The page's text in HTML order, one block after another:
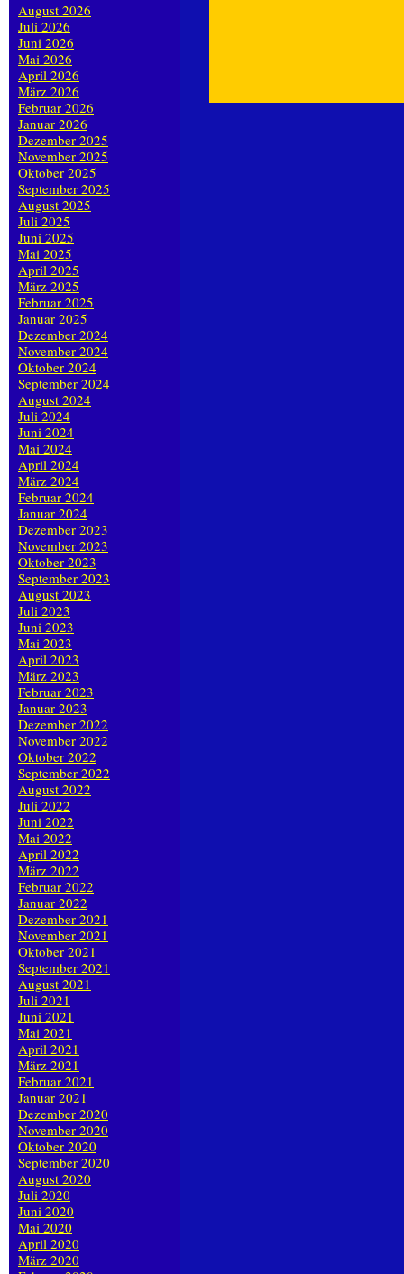
August 2026
Juli 2026
Juni 2026
Mai 2026
April 2026
März 2026
Februar 2026
Januar 2026
Dezember 2025
November 2025
Oktober 2025
September 2025
August 2025
Juli 2025
Juni 2025
Mai 2025
April 2025
März 2025
Februar 2025
Januar 2025
Dezember 2024
November 2024
Oktober 2024
September 2024
August 2024
Juli 2024
Juni 2024
Mai 2024
April 2024
März 2024
Februar 2024
Januar 2024
Dezember 2023
November 2023
Oktober 2023
September 2023
August 2023
Juli 2023
Juni 2023
Mai 2023
April 2023
März 2023
Februar 2023
Januar 2023
Dezember 2022
November 2022
Oktober 2022
September 2022
August 2022
Juli 2022
Juni 2022
Mai 2022
April 2022
März 2022
Februar 2022
Januar 2022
Dezember 2021
November 2021
Oktober 2021
September 2021
August 2021
Juli 2021
Juni 2021
Mai 2021
April 2021
März 2021
Februar 2021
Januar 2021
Dezember 2020
November 2020
Oktober 2020
September 2020
August 2020
Juli 2020
Juni 2020
Mai 2020
April 2020
März 2020